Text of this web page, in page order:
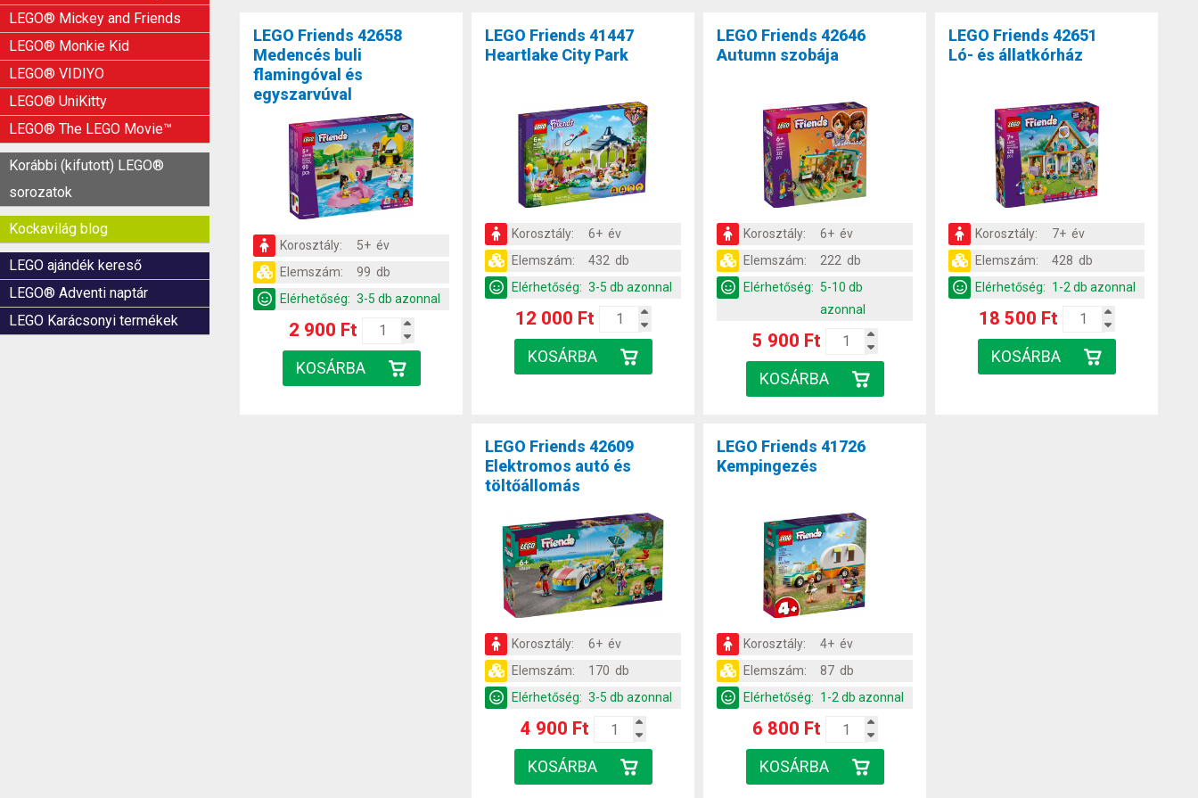
LEGO® Mickey and Friends
LEGO® Monkie Kid
LEGO® VIDIYO
LEGO® UniKitty
LEGO® The LEGO Movie™
Korábbi (kifutott) LEGO®
sorozatok
Kockavilág blog
LEGO ajándék kereső
LEGO® Adventi naptár
LEGO Karácsonyi termékek
LEGO Friends 42658
Medencés buli
flamingóval és
egyszarvúval
Korosztály:
5+ év
Elemszám:
99 db
Elérhetőség: 3-5 db azonnal
2 900 Ft
LEGO Friends 41447
Heartlake City Park
Korosztály:
6+ év
Elemszám:
432 db
Elérhetőség: 3-5 db azonnal
12 000 Ft
LEGO Friends 42646
Autumn szobája
Korosztály:
6+ év
Elemszám:
222 db
Elérhetőség: 5-10 db
azonnal
5 900 Ft
LEGO Friends 42651
Ló- és állatkórház
Korosztály:
7+ év
Elemszám:
428 db
Elérhetőség: 1-2 db azonnal
18 500 Ft
LEGO Friends 42609
Elektromos autó és
töltőállomás
Korosztály:
6+ év
Elemszám:
170 db
Elérhetőség: 3-5 db azonnal
4 900 Ft
LEGO Friends 41726
Kempingezés
Korosztály:
4+ év
Elemszám:
87 db
Elérhetőség: 1-2 db azonnal
6 800 Ft